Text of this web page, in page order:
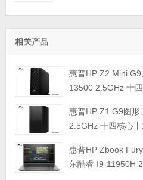
相关产品
惠普HP Z2 Mini
13500 2.5GHz 十
惠普HP Z1 G9图
2.5GHz 十四核心
惠普HP Zbook
尔酷睿 I9-11950H